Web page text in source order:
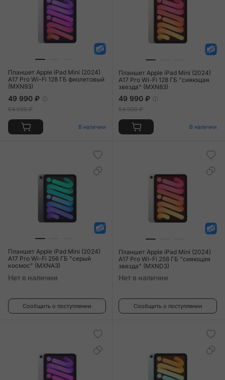
Планшет Apple iPad Mini (2024)
A17 Pro Wi-Fi 128 ГБ фиолетовый
(MXN93)
49 990 ₽
54 990 ₽
В наличии
Планшет Apple iPad Mini (2024)
A17 Pro Wi-Fi 128 ГБ "сияющая
звезда" (MXN83)
49 990 ₽
54 990 ₽
В наличии
Планшет Apple iPad Mini (2024)
A17 Pro Wi-Fi 256 ГБ "серый
космос" (MXNA3)
Нет в наличии
Сообщить о поступлении
Планшет Apple iPad Mini (2024)
A17 Pro Wi-Fi 256 ГБ "сияющая
звезда" (MXND3)
Нет в наличии
Сообщить о поступлении